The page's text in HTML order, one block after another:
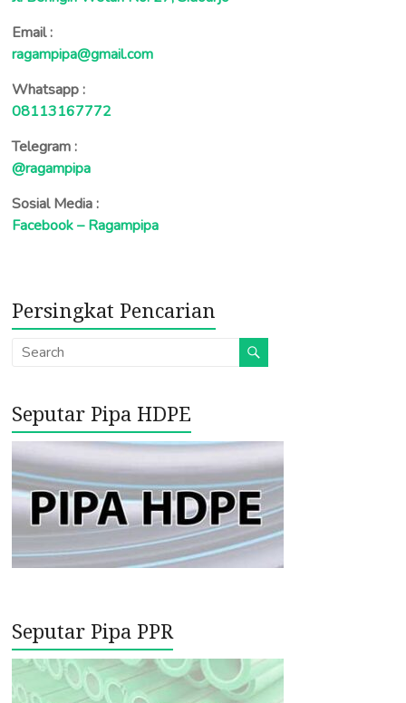
Email :
ragampipa@gmail.com
Whatsapp :
08113167772
Telegram :
@ragampipa
Sosial Media :
Facebook – Ragampipa
Persingkat Pencarian
Seputar Pipa HDPE
Seputar Pipa PPR